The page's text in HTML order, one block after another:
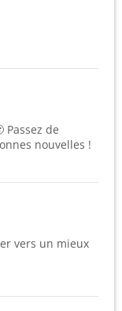
Passez de
nouvelles !
vers un mieux